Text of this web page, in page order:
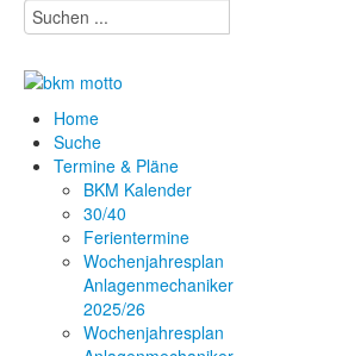
Home
Suche
Termine & Pläne
BKM Kalender
30/40
Ferientermine
Wochenjahresplan
Anlagenmechaniker
2025/26
Wochenjahresplan